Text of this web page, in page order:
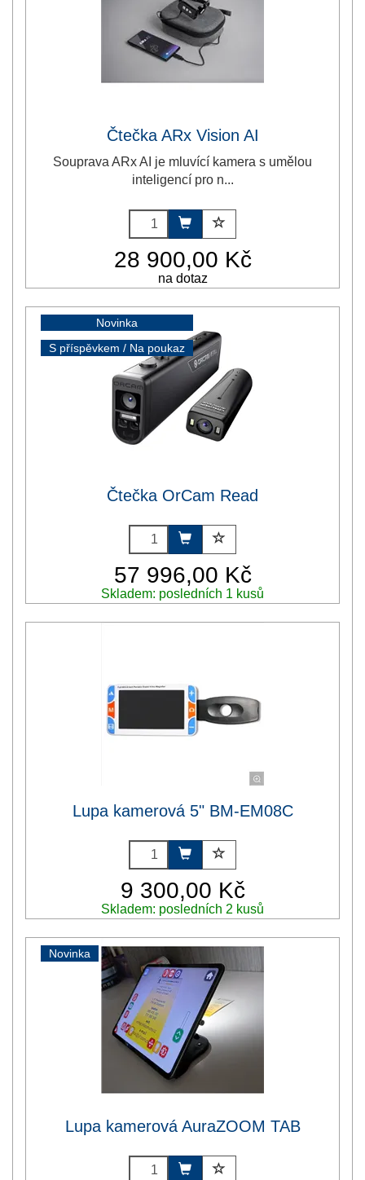
Čtečka ARx Vision AI
Souprava ARx AI je mluvící kamera s umělou
inteligencí pro n...
28 900,00 Kč
na dotaz
Novinka
S příspěvkem / Na poukaz
Čtečka OrCam Read
57 996,00 Kč
Skladem: posledních 1 kusů
Lupa kamerová 5" BM-EM08C
9 300,00 Kč
Skladem: posledních 2 kusů
Novinka
Lupa kamerová AuraZOOM TAB